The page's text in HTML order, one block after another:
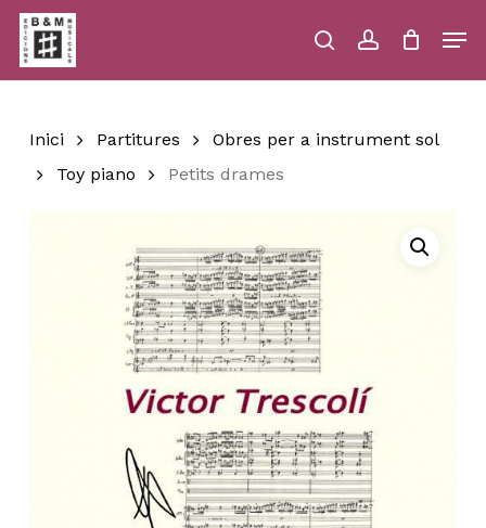
Skip
main
content
searchaccount
Close
Inici Partitures
Obres per a instrument sol
Toy piano
Petits drames
Menu